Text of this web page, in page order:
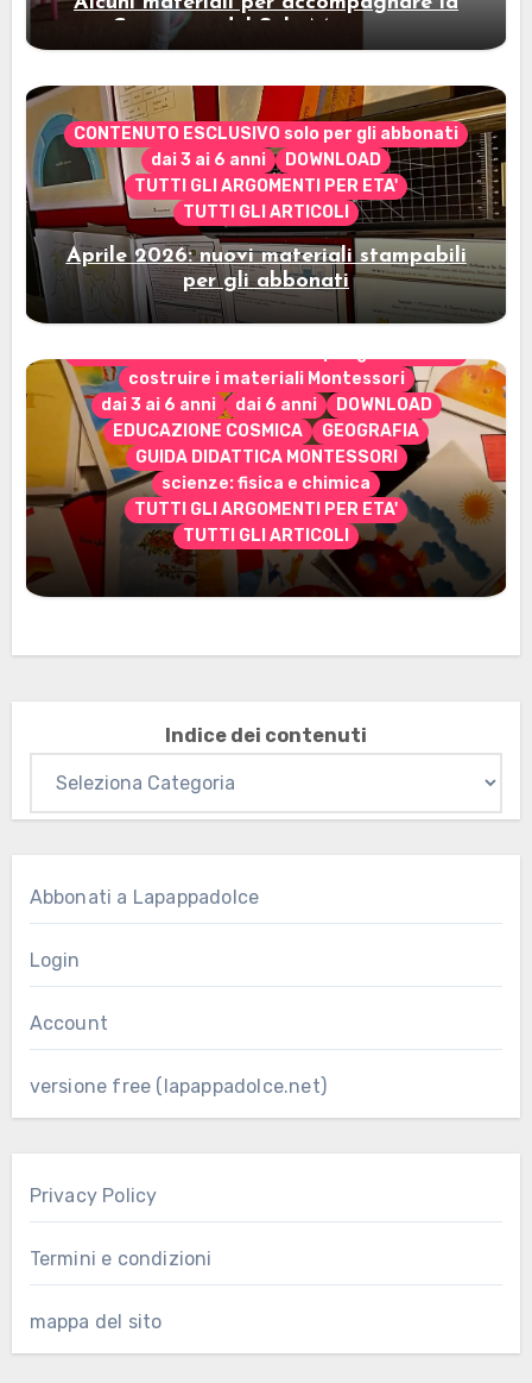
Cerimonia del Sole Montessori
CONTENUTO ESCLUSIVO solo per gli abbonati
dai 3 ai 6 anni
DOWNLOAD
TUTTI GLI ARGOMENTI PER ETA'
TUTTI GLI ARTICOLI
Aprile 2026: nuovi materiali stampabili
per gli abbonati
costruire i materiali Montessori
dai 3 ai 6 anni
dai 6 anni
DOWNLOAD
EDUCAZIONE COSMICA
GEOGRAFIA
GUIDA DIDATTICA MONTESSORI
scienze: fisica e chimica
TUTTI GLI ARGOMENTI PER ETA'
TUTTI GLI ARTICOLI
Marzo 2026: nuovi materiali stampabili
per gli abbonati
Indice dei contenuti
Abbonati a Lapappadolce
Login
Account
versione free (lapappadolce.net)
Privacy Policy
Termini e condizioni
mappa del sito